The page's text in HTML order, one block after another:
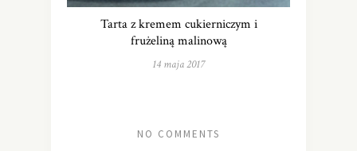
Tarta z kremem cukierniczym i
frużeliną malinową
14 maja 2017
NO COMMENTS